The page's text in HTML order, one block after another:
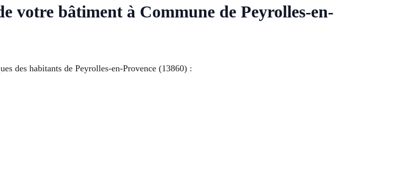
votre bâtiment à Commune de Peyrolles-en-
des habitants de Peyrolles-en-Provence (13860) :